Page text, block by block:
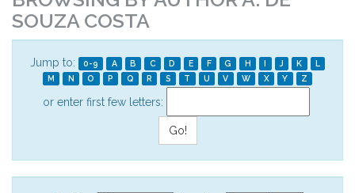
SOUZA COSTA
Jump to: 0-9 A B C D E F G H I J K
L
M
N O P Q R S T U V W X Y Z
or enter first few letters: